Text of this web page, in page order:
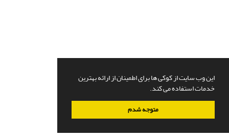
این وب سایت از کوکی ها برای اطمینان از ارائه بهترین
خدمات استفاده می کند.
متوجه شدم